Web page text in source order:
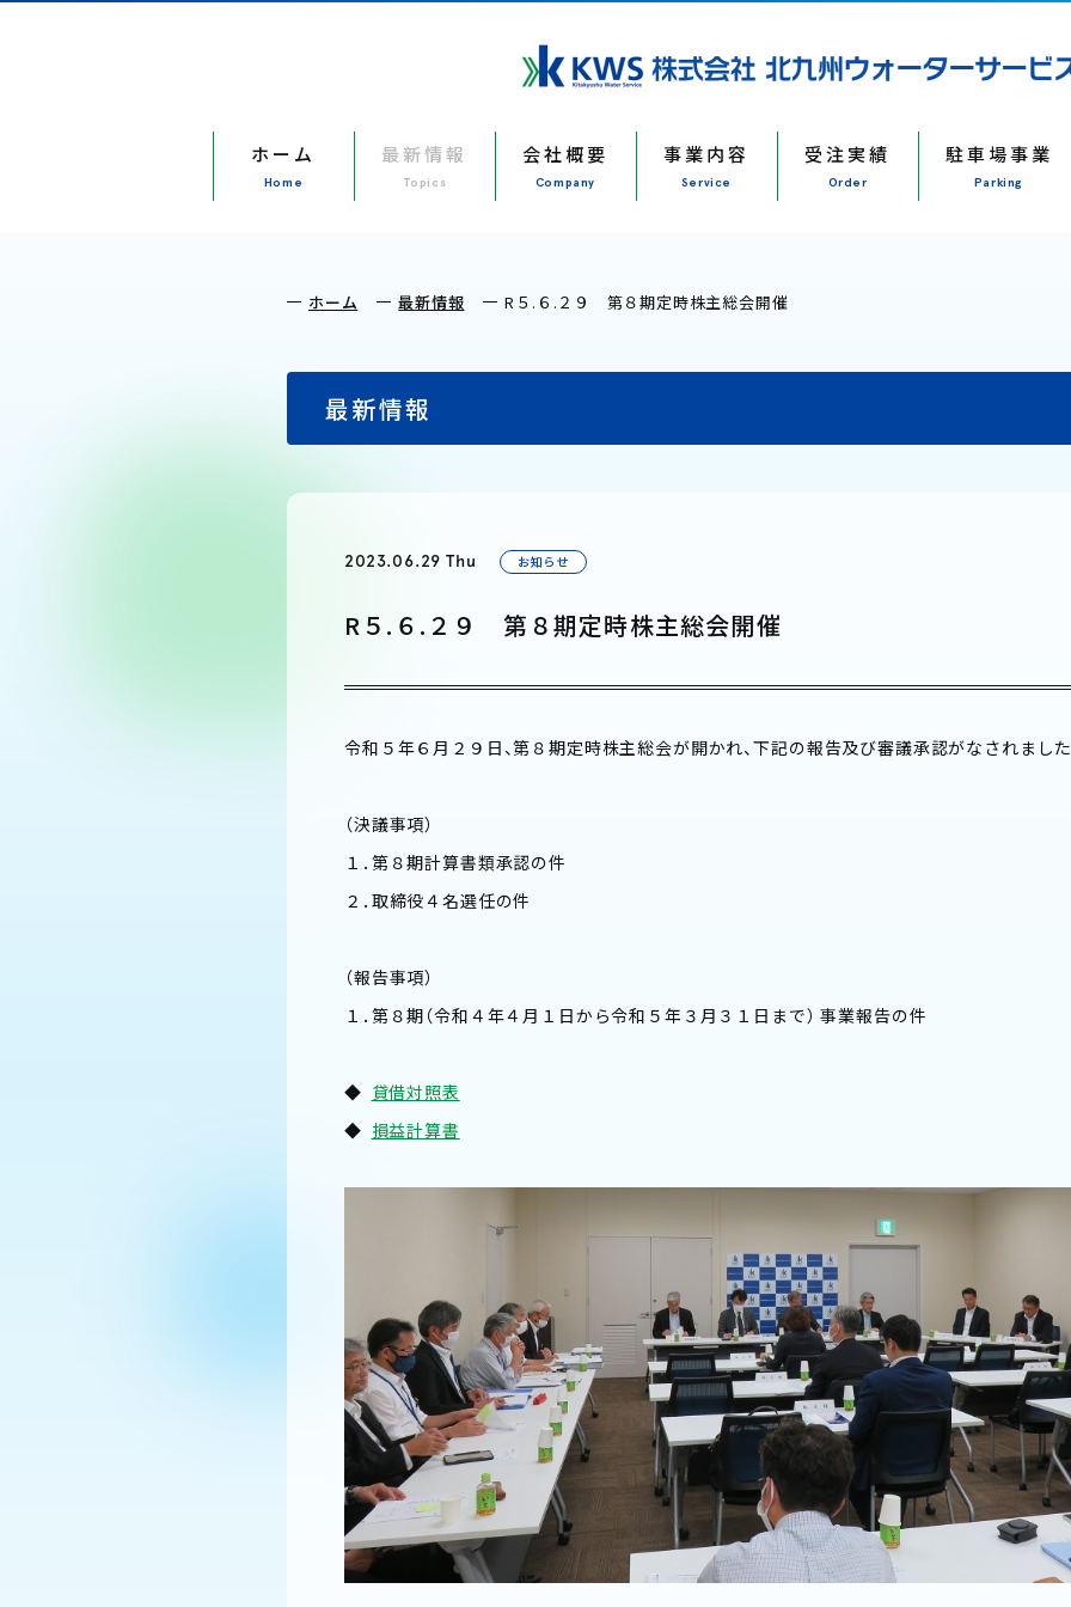
ホーム
Home
最新情報
Topics
会社概要
Company
事業内容
Service
受注実績
Order
駐車場事業
Parking
ホーム 最新情報 R５.６.２９ 第８期定時株主総会開催
最新情報
2023.06.29 Thu お知らせ
R５.６.２９ 第８期定時株主総会開催
令和５年６月２９日、第８期定時株主総会が開かれ、下記の報告及び審議承認がなされました
（決議事項）
１．第８期計算書類承認の件
２．取締役４名選任の件
（報告事項）
１．第８期（令和４年４月１日から令和５年３月３１日まで） 事業報告の件
◆ 貸借対照表
◆ 損益計算書